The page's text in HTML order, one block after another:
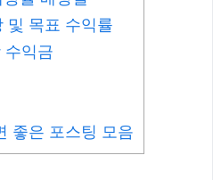
및 목표 수익률
수익금
좋은 포스팅 모음